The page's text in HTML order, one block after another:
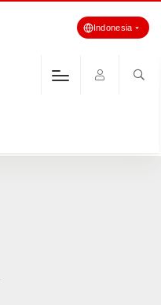
Indonesia